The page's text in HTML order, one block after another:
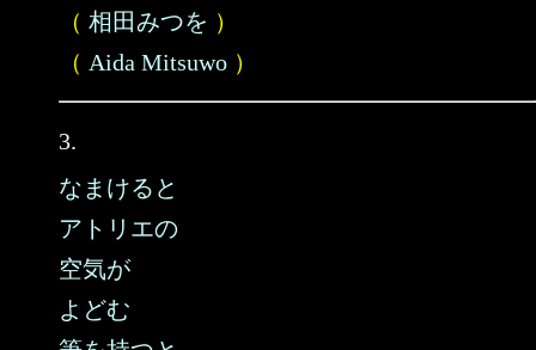
（ 相田みつを ）
（ Aida Mitsuwo ）
3.
なまけると
アトリエの
空気が
よどむ